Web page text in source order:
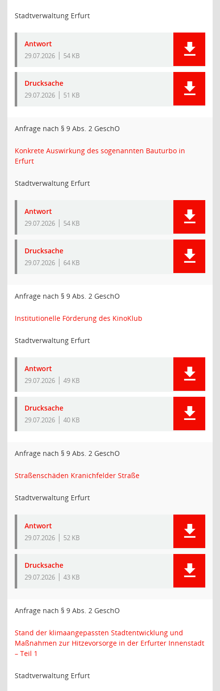
Stadtverwaltung Erfurt
Antwort
29.07.2026 54 KB
Drucksache
29.07.2026 51 KB
Anfrage nach § 9 Abs. 2 GeschO
Konkrete Auswirkung des sogenannten Bauturbo in
Erfurt
Stadtverwaltung Erfurt
Antwort
29.07.2026 54 KB
Drucksache
29.07.2026 64 KB
Anfrage nach § 9 Abs. 2 GeschO
Institutionelle Förderung des KinoKlub
Stadtverwaltung Erfurt
Antwort
29.07.2026 49 KB
Drucksache
29.07.2026 40 KB
Anfrage nach § 9 Abs. 2 GeschO
Straßenschäden Kranichfelder Straße
Stadtverwaltung Erfurt
Antwort
29.07.2026 52 KB
Drucksache
29.07.2026 43 KB
Anfrage nach § 9 Abs. 2 GeschO
Stand der klimaangepassten Stadtentwicklung und
Maßnahmen zur Hitzevorsorge in der Erfurter Innenstadt
– Teil 1
Stadtverwaltung Erfurt